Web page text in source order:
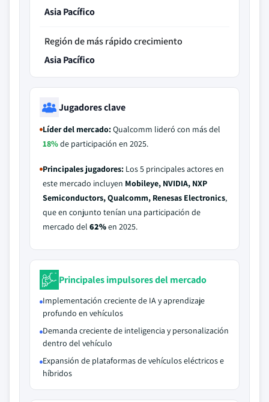
Asia Pacífico
Región de más rápido crecimiento
Asia Pacífico
Jugadores clave
Líder del mercado:Qualcomm lideró con más del
18%de participación en 2025.
Principales jugadores: Los 5 principales actores en
este mercado incluyen Mobileye, NVIDIA, NXP
Semiconductors, Qualcomm, Renesas Electronics,
que en conjunto tenían una participación de
mercado del 62%en 2025.
Principales impulsores del mercado
Implementación creciente de IA y aprendizaje
profundo en vehículos
Demanda creciente de inteligencia y personalización
dentro del vehículo
Expansión de plataformas de vehículos eléctricos e
híbridos